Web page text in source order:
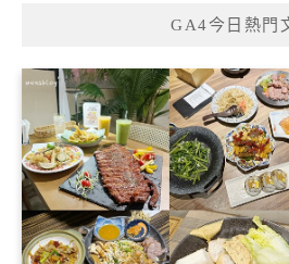
GA4今日熱門